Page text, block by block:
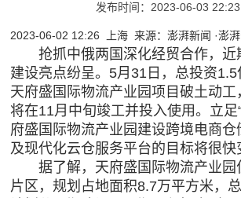
发布时间：2023-06-03
2023-06-02 12:26 上海 来源：澎湃新闻 ·澎湃
抢抓中俄两国深化经贸合作，近
建设亮点纷呈。5月31日，总投资
天府盛国际物流产业园项目破土动工
将在11月中旬竣工并投入使用。立足
府盛国际物流产业园建设跨境电商
及现代化云仓服务平台的目标将很快
据了解，天府盛国际物流产业园
片区，规划占地面积8.7万平方米，